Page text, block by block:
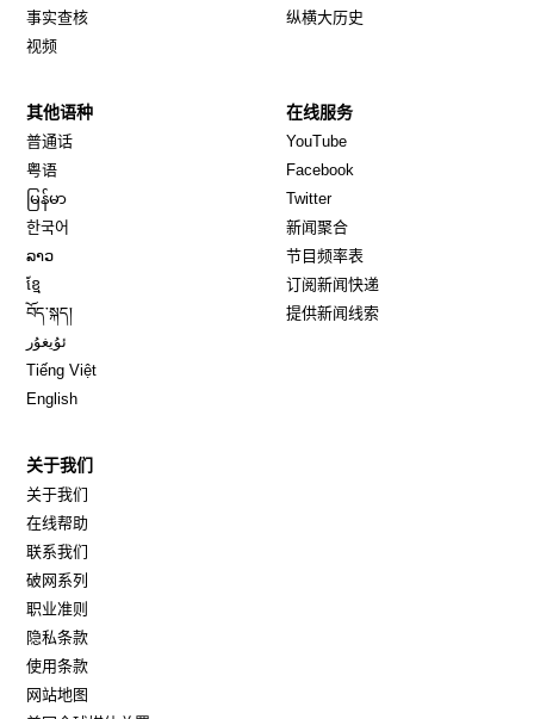
事实查核
视频
纵横大历史
其他语种
普通话
粤语
မြန်မာ
한국어
ລາວ
ខ្មែ
བོད་སྐད།
ئۇيغۇر
Tiếng Việt
English
在线服务
YouTube
Facebook
TwitterOpens in new window
新闻聚合
节目频率表
订阅新闻快递
提供新闻线索
关于我们
关于我们
在线帮助
联系我们
破网系列
职业准则
隐私条款
使用条款
网站地图